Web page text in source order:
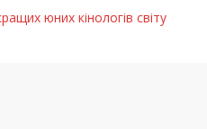
юних кінологів світу